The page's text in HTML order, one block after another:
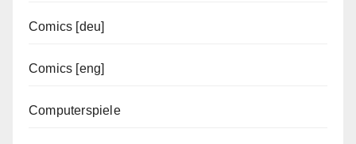
Comics [deu]
Comics [eng]
Computerspiele